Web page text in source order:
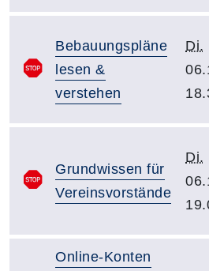
Bebauungspläne
lesen &
verstehen
Di.
Grundwissen für
Vereinsvorstände
Di.
Online-Konten